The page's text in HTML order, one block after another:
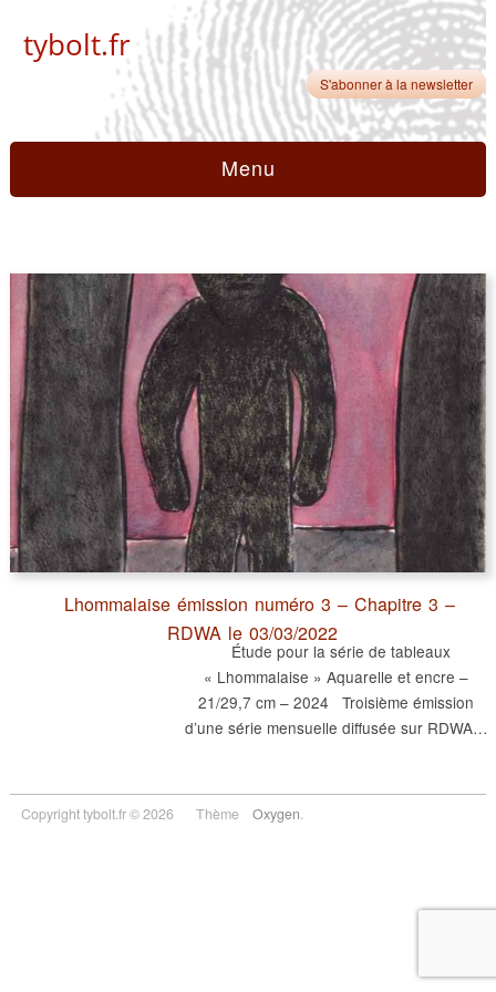
tybolt.fr
S'abonner à la newsletter
Menu
Lhommalaise émission numéro 3 – Chapitre 3 –
RDWA le 03/03/2022
Étude pour la série de tableaux
« Lhommalaise » Aquarelle et encre –
21/29,7 cm – 2024 Troisième émission
d’une série mensuelle diffusée sur RDWA…
Copyright tybolt.fr © 2026 Thème Oxygen